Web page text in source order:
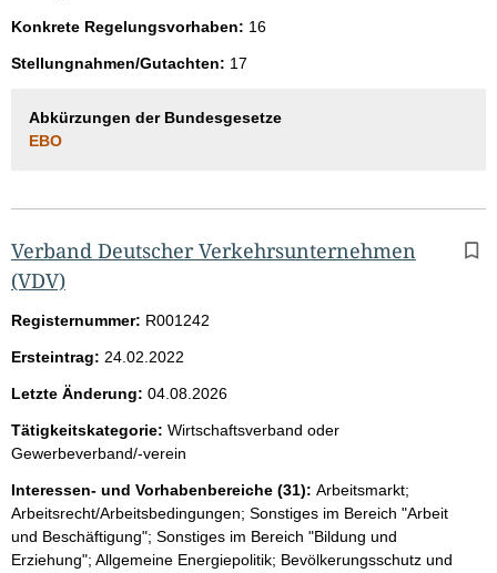
Konkrete Regelungsvorhaben: 16
Stellungnahmen/Gutachten: 17
Abkürzungen der Bundesgesetze
EBO
Verband Deutscher Verkehrsunternehmen
(VDV)
Registernummer: R001242
Ersteintrag: 24.02.2022
Letzte Änderung: 04.08.2026
Tätigkeitskategorie: Wirtschaftsverband oder
Gewerbeverband/-verein
Interessen- und Vorhabenbereiche (31): Arbeitsmarkt;
Arbeitsrecht/Arbeitsbedingungen; Sonstiges im Bereich "Arbeit
und Beschäftigung"; Sonstiges im Bereich "Bildung und
Erziehung"; Allgemeine Energiepolitik; Bevölkerungsschutz und